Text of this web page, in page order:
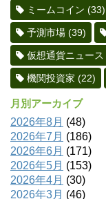
ミームコイン (33)
予測市場 (39)
仮想通貨ニュース
機関投資家 (22)
月別アーカイブ
2026年8月 (48)
2026年7月 (186)
2026年6月 (171)
2026年5月 (153)
2026年4月 (30)
2026年3月 (46)